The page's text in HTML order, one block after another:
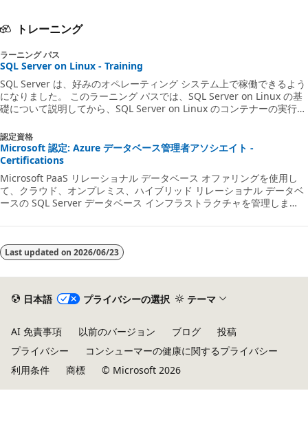
トレーニング
ラーニング パス
SQL Server on Linux - Training
SQL Server は、好みのオペレーティング システム上で稼働できるよう
になりました。 このラーニング パスでは、SQL Server on Linux の基
礎について説明してから、SQL Server on Linux のコンテナーの実行
その後、SQL Server on Linux のデプロイを自動的に調整する方法につ
いて説明します。
認定資格
Microsoft 認定: Azure データベース管理者アソシエイト -
Certifications
Microsoft PaaS リレーショナル データベース オファリングを使用し
て、クラウド、オンプレミス、ハイブリッド リレーショナル データベ
ースの SQL Server データベース インフラストラクチャを管理しま
Last updated on 2026/06/23
日本語 プライバシーの選択 テーマ
AI 免責事項 以前のバージョン ブログ
投稿
プライバシー
コンシューマーの健康に関するプライバシー
利用条件
商標 © Microsoft 2026